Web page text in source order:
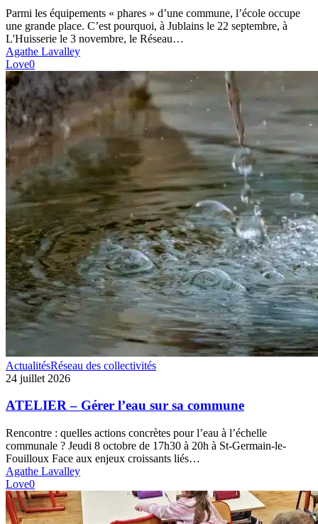
:
véritables
laboratoires
pour
vivre
la
transition
écologique
Parmi les équipements « phares » d’une commune, l’école occupe
une grande place. C’est pourquoi, à Jublains le 22 septembre, à
L'Huisserie le 3 novembre, le Réseau…
Agathe Lavalley
Love0
ATELIER
–
l’eau
sa
commune
ActualitésRéseau des collectivités
24 juillet 2026
ATELIER – Gérer l’eau sur sa commune
Rencontre : quelles actions concrètes pour l’eau à l’échelle
communale ? Jeudi 8 octobre de 17h30 à 20h à St-Germain-le-
Fouilloux Face aux enjeux croissants liés…
Agathe Lavalley
Love0